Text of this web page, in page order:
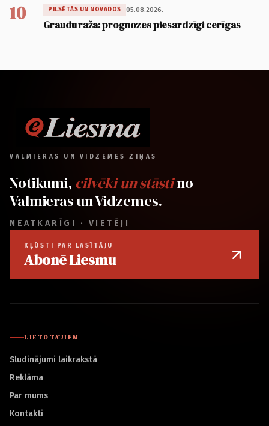
10 PILSĒTĀS UN NOVADOS 05.08.2026.
Graudu raža: prognozes piesardzīgi cerīgas
VALMIERAS UN VIDZEMES ZIŅAS
Notikumi, cilvēki un stāstino
Valmieras un Vidzemes.
NEATKARĪGI · VIETĒJI
KĻŪSTI PAR LASĪTĀJU
Abonē Liesmu
LIETOTĀJIEM
Sludinājumi laikrakstā
Reklāma
Par mums
Kontakti